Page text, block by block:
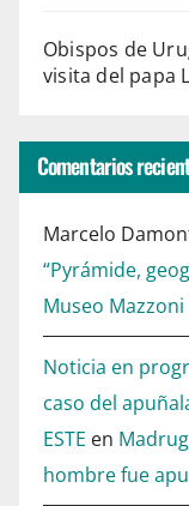
Obispos de
visita del papa
Comentarios
Marcelo
“Pyrámide,
Museo
Noticia en
caso del
ESTE en
hombre fue